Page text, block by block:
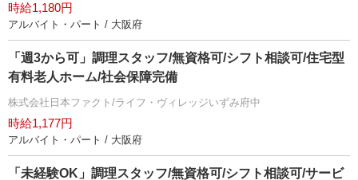
時給1,180円
アルバイト・パート / 大阪府
「週3から可」調理スタッフ/無資格可/シフト相談可/住宅型
有料老人ホーム/社会保障完備
株式会社日本ファクト/ライフ・ヴィレッジいずみ府中
時給1,177円
アルバイト・パート / 大阪府
「未経験OK」調理スタッフ/無資格可/シフト相談可/サービ